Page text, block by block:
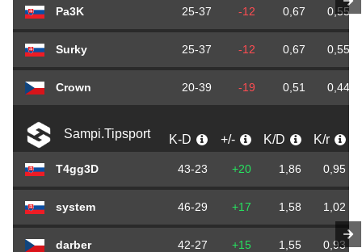
Pa3K 25-37 -12 0,67 0,55
Surky 25-37 -12 0,67 0,55
Crown 20-39 -19 0,51 0,44
Sampi.Tipsport K-D +/- K/D K/r
T4gg3D 43-23 +20 1,86 0,95
system 46-29 +17 1,58 1,02
darber 42-27 +15 1,55 0,93